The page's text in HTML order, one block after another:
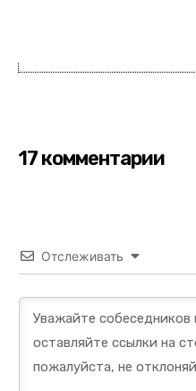
17 комментарии
Отслеживать